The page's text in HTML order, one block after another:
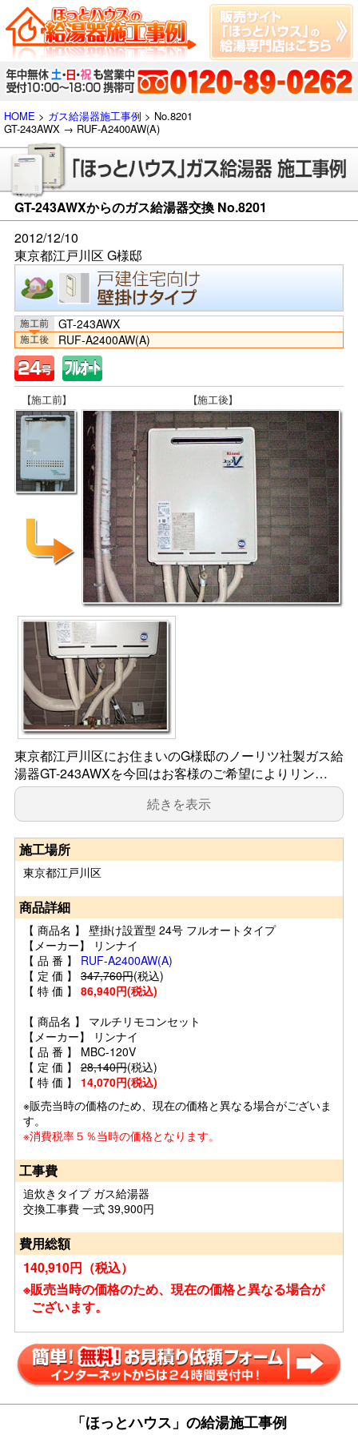
HOME > ガス給湯器施工事例 > No.8201
GT-243AWX → RUF-A2400AW(A)
GT-243AWXからのガス給湯器交換 No.8201
2012/12/10
東京都江戸川区 G様邸
GT-243AWX
RUF-A2400AW(A)
東京都江戸川区にお住まいのG様邸のノーリツ社製ガス給
湯器GT-243AWXを今回はお客様のご希望によりリン…
続きを表示
施工場所
東京都江戸川区
商品詳細
【 商品名 】 壁掛け設置型 24号 フルオートタイプ
【メーカー】 リンナイ
【 品 番 】 RUF-A2400AW(A)
【 定 価 】 347,760円(税込)
【 特 価 】 86,940円(税込)
【 商品名 】 マルチリモコンセット
【メーカー】 リンナイ
【 品 番 】 MBC-120V
【 定 価 】 28,140円(税込)
【 特 価 】 14,070円(税込)
※販売当時の価格のため、現在の価格と異なる場合がございま
す。
※消費税率５％当時の価格となります。
工事費
追炊きタイプ ガス給湯器
交換工事費 一式 39,900円
費用総額
140,910円（税込）
※販売当時の価格のため、現在の価格と異なる場合が
ございます。
「ほっとハウス」の給湯施工事例